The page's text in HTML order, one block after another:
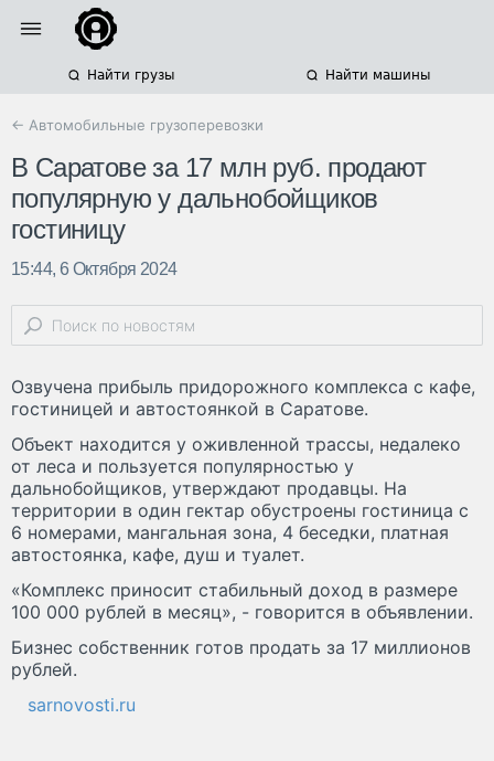
Найти грузы Найти машины
← Автомобильные грузоперевозки
В Саратове за 17 млн руб. продают
популярную у дальнобойщиков
гостиницу
15:44, 6 Октября 2024
Озвучена прибыль придорожного комплекса с кафе,
гостиницей и автостоянкой в Саратове.
Объект находится у оживленной трассы, недалеко
от леса и пользуется популярностью у
дальнобойщиков, утверждают продавцы. На
территории в один гектар обустроены гостиница с
6 номерами, мангальная зона, 4 беседки, платная
автостоянка, кафе, душ и туалет.
«Комплекс приносит стабильный доход в размере
100 000 рублей в месяц», - говорится в объявлении.
Бизнес собственник готов продать за 17 миллионов
рублей.
sarnovosti.ru